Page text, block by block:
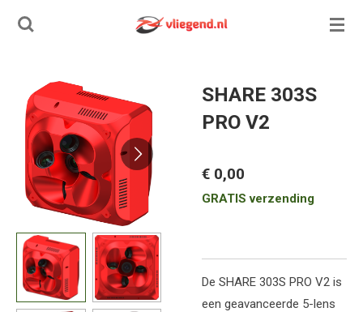
Ga
hoofdinhoud
SHARE 303S
PRO V2
€ 0,00
GRATIS verzending
De SHARE 303S PRO V2 is
een geavanceerde 5-lens